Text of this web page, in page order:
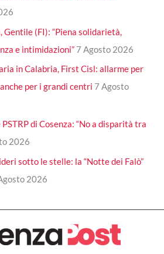
Gentile (FI): “Piena solidarietà,
e intimidazioni” 7 Agosto 2026
in Calabria, First Cisl: allarme per
per i grandi centri 7 Agosto
di Cosenza: “No a disparità tra
2026
sotto le stelle: la “Notte dei Falò”
2026